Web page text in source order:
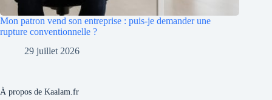
Mon patron vend son entreprise : puis-je demander une
rupture conventionnelle ?
29 juillet 2026
À propos de Kaalam.fr